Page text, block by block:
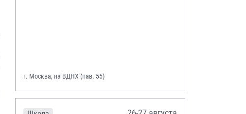
г. Москва, на ВДНХ (пав. 55)